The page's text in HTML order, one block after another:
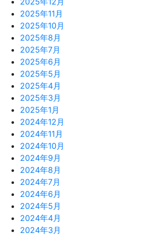
2025年11月
2025年10月
2025年8月
2025年7月
2025年6月
2025年5月
2025年4月
2025年3月
2025年1月
2024年12月
2024年11月
2024年10月
2024年9月
2024年8月
2024年7月
2024年6月
2024年5月
2024年4月
2024年3月